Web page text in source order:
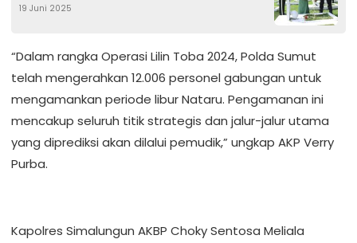
Bukit Barisan
19 Juni 2025
“Dalam rangka Operasi Lilin Toba 2024, Polda Sumut
telah mengerahkan 12.006 personel gabungan untuk
mengamankan periode libur Nataru. Pengamanan ini
mencakup seluruh titik strategis dan jalur-jalur utama
yang diprediksi akan dilalui pemudik,” ungkap AKP Verry
Purba.
Kapolres Simalungun AKBP Choky Sentosa Meliala